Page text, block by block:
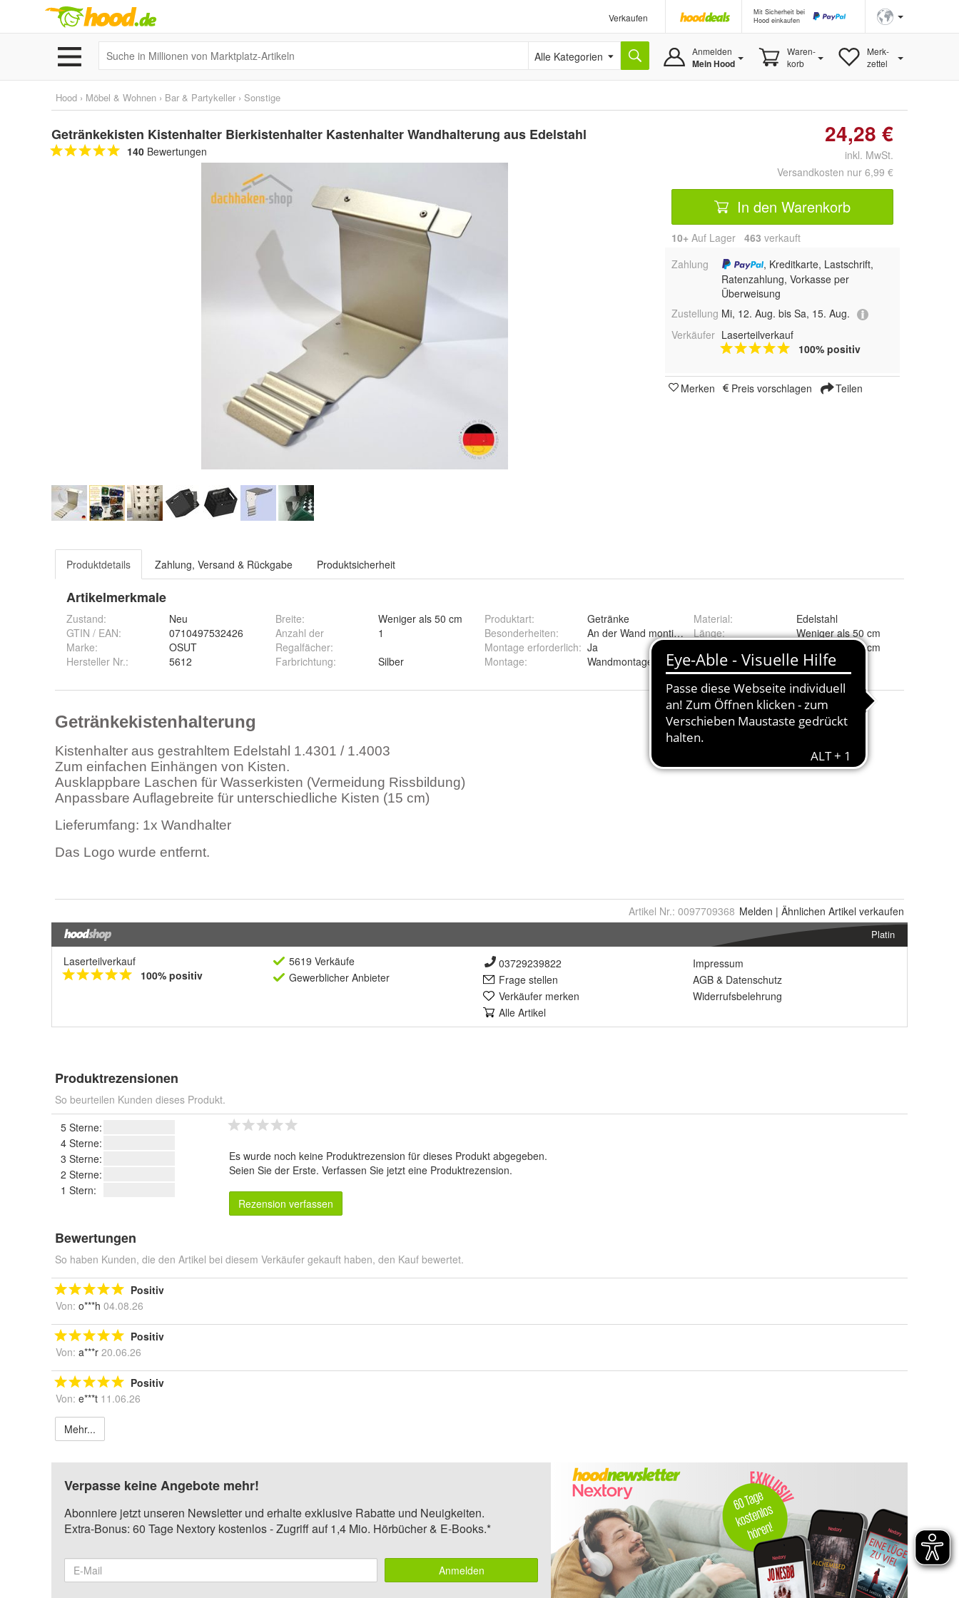
Verkaufen
Mit Sicherheit bei
Hood einkaufen
Alle Kategorien Anmelden
Mein Hood
Waren-
korb
Merk-
zettel
Hood › Möbel & Wohnen › Bar & Partykeller › Sonstige
Getränkekisten Kistenhalter Bierkistenhalter Kastenhalter Wandhalterung aus Edelstahl
140 Bewertungen
24,28 €
inkl. MwSt.
Versandkosten nur 6,99 €
In den Warenkorb
10+ Auf Lager 463 verkauft
Zahlung
, Kreditkarte, Lastschrift,
Ratenzahlung, Vorkasse per
Überweisung
Zustellung Mi, 12. Aug. bis Sa, 15. Aug.
Verkäufer Laserteilverkauf
100% positiv
Merken Preis vorschlagen Teilen
Produktdetails Zahlung, Versand & Rückgabe Produktsicherheit
Artikelmerkmale
Zustand:
Neu
GTIN / EAN:
0710497532426
Marke:
OSUT
Hersteller Nr.:
5612
Breite:
Weniger als 50 cm
Anzahl der
Regalfächer:
1
Farbrichtung: Silber
Produktart:
Getränke
Besonderheiten:
An der Wand montierbar
Montage erforderlich: Ja
Montage: Wandmontage
Material:
Edelstahl
Länge:
Weniger als 50 cm
Weniger als 50 cm
Artikel Nr.: 0097709368 Melden | Ähnlichen Artikel verkaufen
Platin
Laserteilverkauf
100% positiv
5619 Verkäufe
Gewerblicher Anbieter
03729239822
Frage stellen
Verkäufer merken
Alle Artikel
Impressum
AGB & Datenschutz
Widerrufsbelehrung
Produktrezensionen
So beurteilen Kunden dieses Produkt.
5 Sterne:
4 Sterne:
3 Sterne:
2 Sterne:
1 Stern:
Es wurde noch keine Produktrezension für dieses Produkt abgegeben.
Seien Sie der Erste. Verfassen Sie jetzt eine Produktrezension.
Rezension verfassen
Bewertungen
So haben Kunden, die den Artikel bei diesem Verkäufer gekauft haben, den Kauf bewertet.
Positiv
Von: o***h 04.08.26
Positiv
Von: a***r 20.06.26
Positiv
Von: e***t 11.06.26
Mehr...
Verpasse keine Angebote mehr!
Abonniere jetzt unseren Newsletter und erhalte exklusive Rabatte und Neuigkeiten.
Extra-Bonus: 60 Tage Nextory kostenlos - Zugriff auf 1,4 Mio. Hörbücher & E-Books.*
Anmelden